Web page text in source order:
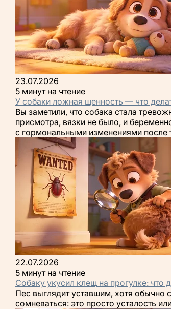
23.07.2026
5 минут на чтение
У собаки ложная щенность — что
Вы заметили, что собака стала
присмотра, вязки не было, и
с гормональными изменениями после
22.07.2026
5 минут на чтение
Собаку укусил клещ на прогулке: что
Пес выглядит уставшим, хотя обычно
сомневаться: это просто усталость